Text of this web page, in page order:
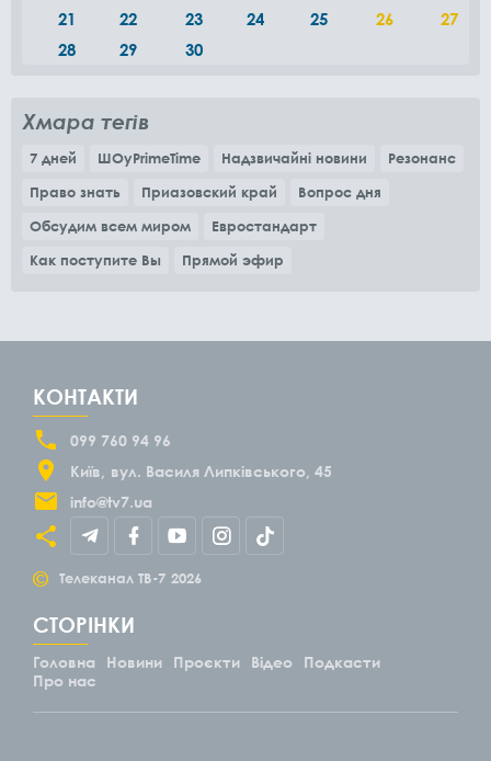
21
22 23 24 25 26
27
28
29 30
Хмара тегів
7 дней ШОуPrimeTime Надзвичайні новини
Резонанс
Право знать
Приазовский край
Вопрос дня
Обсудим всем миром
Евростандарт
Как поступите Вы
Прямой эфир
КОНТАКТИ
099 760 94 96
Київ
вул. Василя Липківського, 45
info@tv7.ua
© Телеканал ТВ-7 2026
СТОРІНКИ
Головна Новини Проєкти Відео
Подкасти
Про нас